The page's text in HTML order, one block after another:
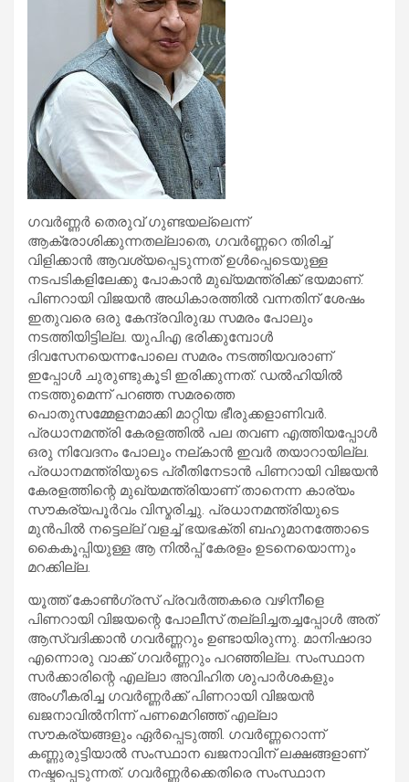
ഗവര്‍ണ്ണര്‍ തെരുവ് ഗുണ്ടയല്ലെന്ന്
ആക്രോശിക്കുന്നതല്ലാതെ, ഗവര്‍ണ്ണറെ തിരിച്ച്
വിളിക്കാന്‍ ആവശ്യപ്പെടുന്നത് ഉള്‍പ്പെടെയുള്ള
നടപടികളിലേക്കു പോകാന്‍ മുഖ്യമന്ത്രിക്ക് ഭയമാണ്.
പിണറായി വിജയന്‍ അധികാരത്തില്‍ വന്നതിന് ശേഷം
ഇതുവരെ ഒരു കേന്ദ്രവിരുദ്ധ സമരം പോലും
നടത്തിയിട്ടില്ല. യുപിഎ ഭരിക്കുമ്പോള്‍
ദിവസേനയെന്നപോലെ സമരം നടത്തിയവരാണ്
ഇപ്പോള്‍ ചുരുണ്ടുകൂടി ഇരിക്കുന്നത്. ഡല്‍ഹിയില്‍
നടത്തുമെന്ന് പറഞ്ഞ സമരത്തെ
പൊതുസമ്മേളനമാക്കി മാറ്റിയ ഭീരുക്കളാണിവര്‍.
പ്രധാനമന്ത്രി കേരളത്തില്‍ പല തവണ എത്തിയപ്പോള്‍
ഒരു നിവേദനം പോലും നല്കാന്‍ ഇവര്‍ തയാറായില്ല.
പ്രധാനമന്ത്രിയുടെ പ്രീതിനേടാന്‍ പിണറായി വിജയന്‍
കേരളത്തിന്റെ മുഖ്യമന്ത്രിയാണ് താനെന്ന കാര്യം
സൗകര്യപൂര്‍വം വിസ്മരിച്ചു. പ്രധാനമന്ത്രിയുടെ
മുന്‍പില്‍ നട്ടെല്ല് വളച്ച് ഭയഭക്തി ബഹുമാനത്തോടെ
കൈകൂപ്പിയുള്ള ആ നില്‍പ്പ് കേരളം ഉടനെയൊന്നും
മറക്കില്ല.
യൂത്ത് കോണ്‍ഗ്രസ് പ്രവര്‍ത്തകരെ വഴിനീളെ
പിണറായി വിജയന്റെ പോലീസ് തല്ലിച്ചതച്ചപ്പോള്‍ അത്
ആസ്വദിക്കാന്‍ ഗവര്‍ണ്ണറും ഉണ്ടായിരുന്നു. മാനിഷാദാ
എന്നൊരു വാക്ക് ഗവര്‍ണ്ണറും പറഞ്ഞില്ല. സംസ്ഥാന
സര്‍ക്കാരിന്റെ എല്ലാ അവിഹിത ശുപാര്‍ശകളും
അംഗീകരിച്ച ഗവര്‍ണ്ണര്‍ക്ക് പിണറായി വിജയന്‍
ഖജനാവില്‍നിന്ന് പണമെറിഞ്ഞ് എല്ലാ
സൗകര്യങ്ങളും ഏര്‍പ്പെടുത്തി. ഗവര്‍ണ്ണറൊന്ന്
കണ്ണുരുട്ടിയാല്‍ സംസ്ഥാന ഖജനാവിന് ലക്ഷങ്ങളാണ്
നഷ്ടപ്പെടുന്നത്. ഗവര്‍ണ്ണര്‍ക്കെതിരെ സംസ്ഥാന